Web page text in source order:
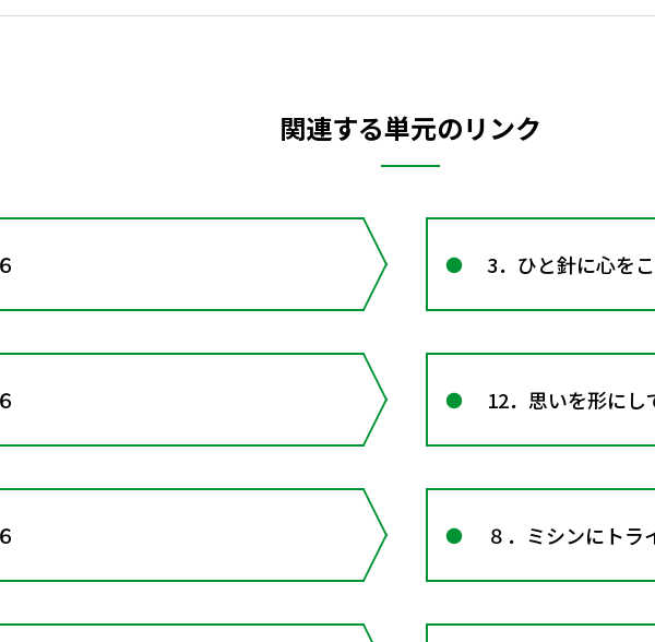
関連する単元のリンク
3．ひと針に心を
12．思いを形に
８．ミシンにト